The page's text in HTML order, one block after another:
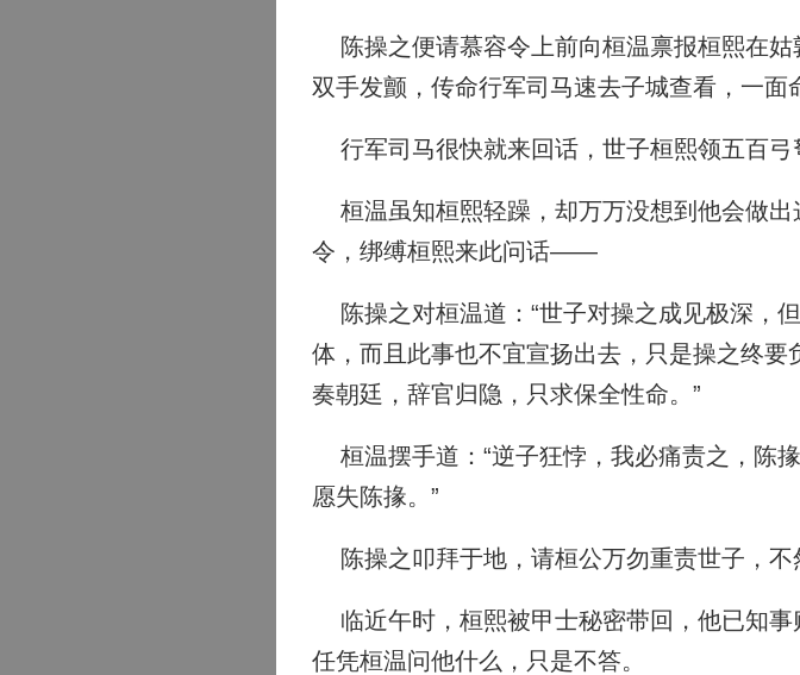
陈操之便请慕容令上前向桓温禀报桓熙在姑
双手发颤，传命行军司马速去子城查看，一
行军司马很快就来回话，世子桓熙领五百弓
桓温虽知桓熙轻躁，却万万没想到他会做出
令，绑缚桓熙来此问话——
陈操之对桓温道：“世子对操之成见极深，
体，而且此事也不宜宣扬出去，只是操之终
奏朝廷，辞官归隐，只求保全性命。”
桓温摆手道：“逆子狂悖，我必痛责之，陈
愿失陈掾。”
陈操之叩拜于地，请桓公万勿重责世子，
临近午时，桓熙被甲士秘密带回，他已知事
任凭桓温问他什么，只是不答。